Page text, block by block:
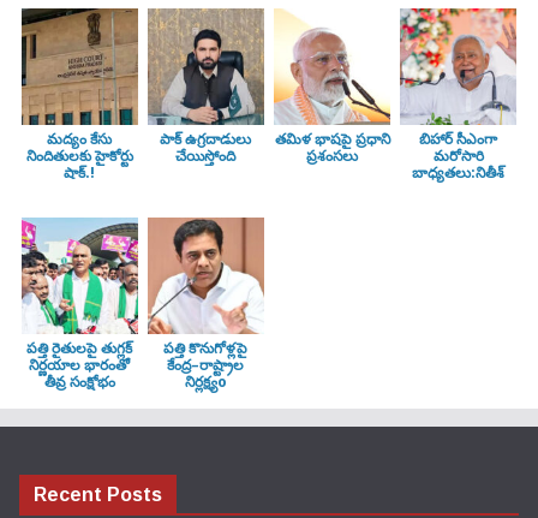
మద్యం కేసు
నిందితులకు హైకోర్టు
షాక్.!
పాక్ ఉగ్రదాడులు
చేయిస్తోంది
తమిళ భాషపై ప్రధాని
ప్రశంసలు
బిహార్ సీఎంగా
మరోసారి
బాధ్యతలు:నితీశ్
పత్తి రైతులపై తుగ్లక్‌
నిర్ణయాల భారంతో
తీవ్ర సంక్షోభం
పత్తి కొనుగోళ్లపై
కేంద్ర–రాష్ట్రాల
నిర్లక్ష్యo
Recent Posts